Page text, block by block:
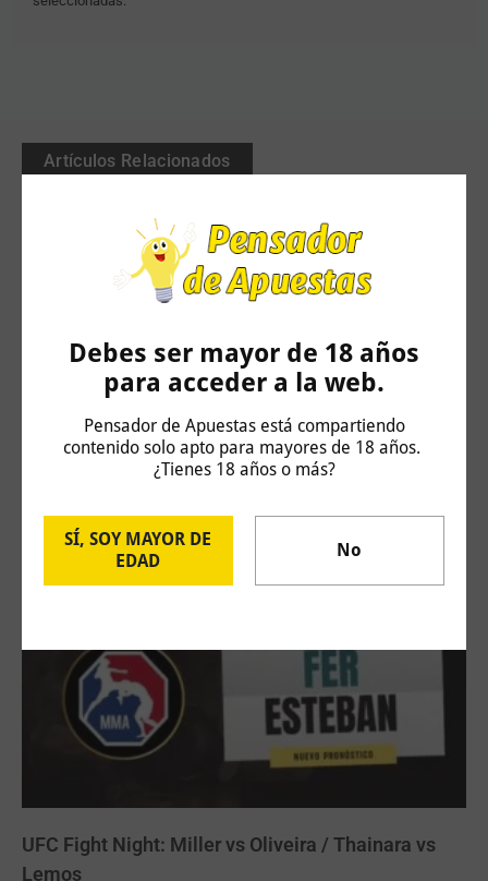
Debes ser mayor de 18 años
para acceder a la web.
Pensador de Apuestas está compartiendo
contenido solo apto para mayores de 18 años.
¿Tienes 18 años o más?
SÍ, SOY MAYOR DE
EDAD
No
Artículos Relacionados
Challenger Hagen: Carlos Taberner vs Juan
4 de agosto de 2026
UFC Fight Night: Miller vs Oliveira / Thainara vs
Lemos